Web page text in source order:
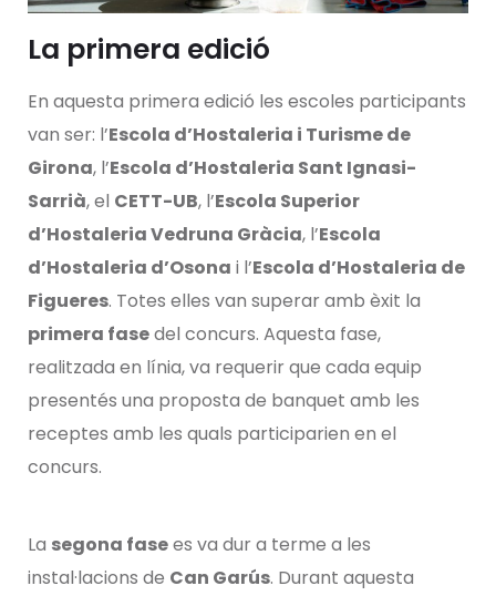
La primera edició
En aquesta primera edició les escoles participants
van ser: l’Escola d’Hostaleria i Turisme de
Girona, l’Escola d’Hostaleria Sant Ignasi-
Sarrià, el CETT-UB, l’Escola Superior
d’Hostaleria Vedruna Gràcia, l’Escola
d’Hostaleria d’Osona i l’Escola d’Hostaleria de
Figueres. Totes elles van superar amb èxit la
primera fasedel concurs. Aquesta fase,
realitzada en línia, va requerir que cada equip
presentés una proposta de banquet amb les
receptes amb les quals participarien en el
concurs.
La segona fasees va dur a terme a les
instal·lacions de Can Garús. Durant aquesta